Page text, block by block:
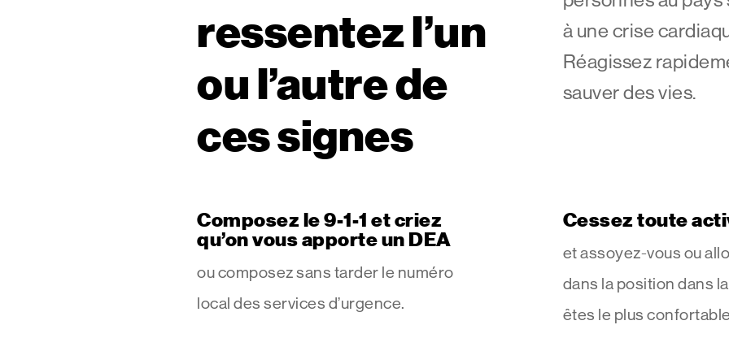
ressentez l’un
ou l’autre de
ces signes
à une crise
Réagissez
sauver des vies.
Composez le 9-1-1 et criez
qu’on vous apporte un DEA
ou composez sans tarder le numéro
local des services d’urgence.
Cessez toute
et assoyez-vous ou
dans la position dans
êtes le plus